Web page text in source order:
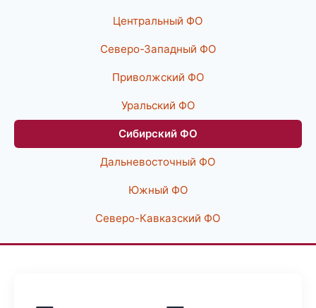
Центральный ФО
Северо-Западный ФО
Приволжский ФО
Уральский ФО
Сибирский ФО
Дальневосточный ФО
Южный ФО
Северо-Кавказский ФО